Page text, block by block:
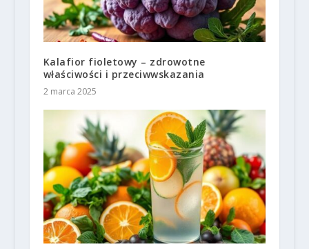
Kalafior fioletowy – zdrowotne
właściwości i przeciwwskazania
2 marca 2025